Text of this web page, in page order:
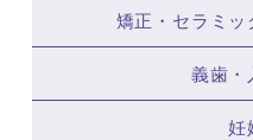
矯正・セラミ
義歯・
妊